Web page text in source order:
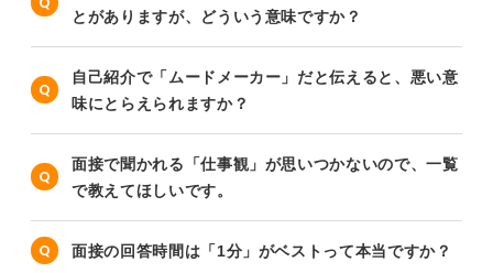
とがありますが、どういう意味ですか？
自己紹介で「ムードメーカー」だと伝えると、悪い意
味にとらえられますか？
面接で聞かれる「仕事観」が思いつかないので、一覧
で教えてほしいです。
面接の回答時間は「1分」がベストって本当ですか？